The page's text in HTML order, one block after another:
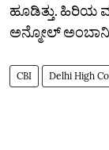
ಹೂಡಿತ್ತು. ಹಿರಿಯ
ಅನ್ಮೋಲ್ ಅಂಬಾನಿ
CBI Delhi High